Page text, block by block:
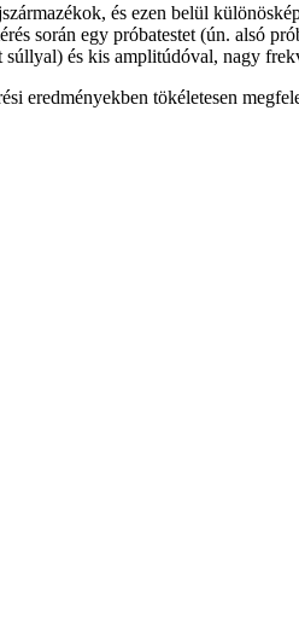
és ezen belül
során egy próbatestet (ún. alsó
súllyal) és kis amplitúdóval, nagy
eredményekben tökéletesen